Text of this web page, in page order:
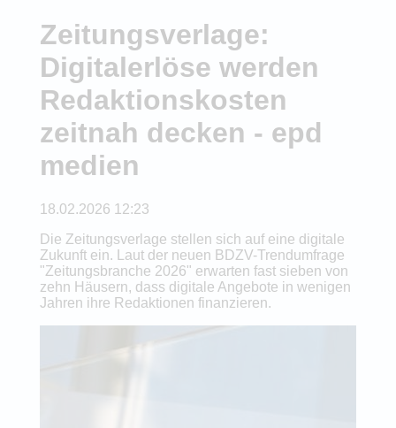
Zeitungsverlage:
Digitalerlöse werden
Redaktionskosten
zeitnah decken - epd
medien
18.02.2026 12:23
Die Zeitungsverlage stellen sich auf eine digitale
Zukunft ein. Laut der neuen BDZV-Trendumfrage
"Zeitungsbranche 2026" erwarten fast sieben von
zehn Häusern, dass digitale Angebote in wenigen
Jahren ihre Redaktionen finanzieren.